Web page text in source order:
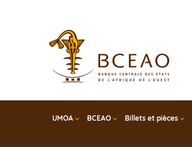
UMOA BCEAO Billets et pièces